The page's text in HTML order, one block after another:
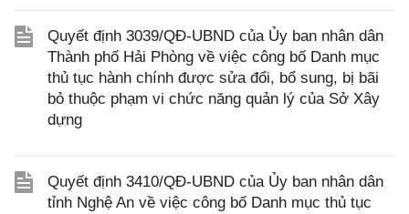
Quyết định 3039/QĐ-UBND của Ủy ban nhân dân
Thành phố Hải Phòng về việc công bố Danh mục
thủ tục hành chính được sửa đổi, bổ sung, bị bãi
bỏ thuộc phạm vi chức năng quản lý của Sở Xây
dựng
Quyết định 3410/QĐ-UBND của Ủy ban nhân dân
tỉnh Nghệ An về việc công bố Danh mục thủ tục